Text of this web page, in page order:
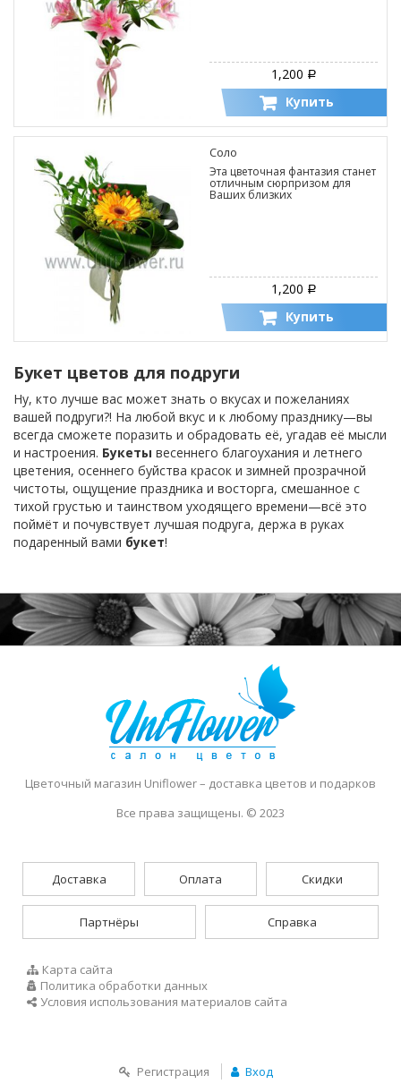
1,200 Р
Купить
Соло
Эта цветочная фантазия станет
отличным сюрпризом для
Ваших близких
1,200 Р
Купить
Букет цветов для подруги
Ну, кто лучше вас может знать о вкусах и пожеланиях
вашей подруги?! На любой вкус и к любому празднику—вы
всегда сможете поразить и обрадовать её, угадав её мысли
и настроения. Букеты весеннего благоухания и летнего
цветения, осеннего буйства красок и зимней прозрачной
чистоты, ощущение праздника и восторга, смешанное с
тихой грустью и таинством уходящего времени—всё это
поймёт и почувствует лучшая подруга, держа в руках
подаренный вами букет!
Цветочный магазин Uniflower– доставка цветов и подарков
Все права защищены. © 2023
Доставка Оплата Скидки
Партнёры Справка
Карта сайта
Политика обработки данных
Условия использования материалов сайта
Регистрация Вход